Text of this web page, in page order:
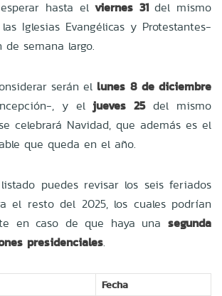
hasta elviernes 31del mismo
Iglesias Evangélicas y Protestantes-
semana largo.
serán el lunes 8 de diciembre
, y el jueves 25del mismo
celebrará Navidad, que además es el
que queda en el año.
puedes revisar los seis feriados
el resto del 2025, los cuales podrían
en caso de que haya una segunda
presidenciales.
Fecha